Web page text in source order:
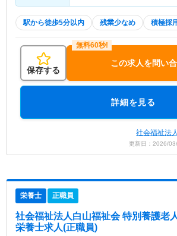
駅から徒歩5分以内 残業少なめ 積極採
保存する
この求人を問い
詳細を見る
社会福祉法
更新日：2026/
栄養士 正職員
社会福祉法人白山福祉会 特別養護老
栄養士求人(正職員)